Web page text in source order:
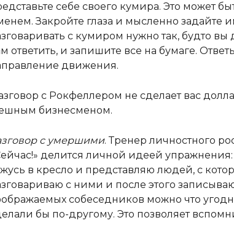
себе своего кумира. Это может
Закройте глаза и мысленно задайте
с кумиром нужно так, будто
ответить, и запишите все на бумаге.
движения.
с Рокфеллером не сделает вас
бизнесменом.
с умершими. Тренер личностного
делится личной идеей
в кресло и представляю людей, с
с ними и после этого
собеседников можно что
бы по-другому. Это позволяет